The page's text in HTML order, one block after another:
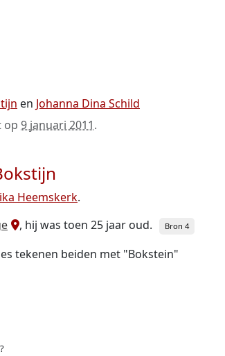
en Johanna Dina Schild
op 9 januari 2011.
Heemskerk.
, hij was toen 25 jaar oud. Bron 4
tekenen beiden met "Bokstein"